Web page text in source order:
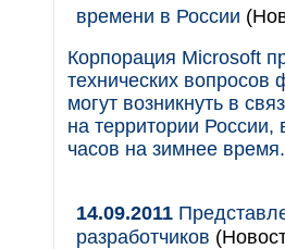
времени в России
Корпорация Microsoft
технических вопросов
могут возникнуть в
на территории России,
часов на зимнее время.
14.09.2011
разработчиков